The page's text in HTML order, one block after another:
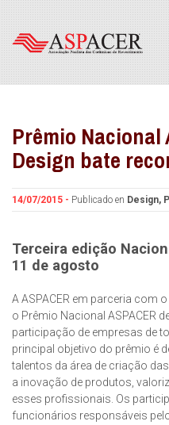
Prêmio Nacional
Design bate
14/07/2015 - Publicado en Design,
Terceira edição
11 de agosto
A ASPACER em parceria com
o Prêmio Nacional ASPACER
participação de empresas de
principal objetivo do prêmio é
talentos da área de criação
a inovação de produtos,
esses profissionais. Os
funcionários responsáveis